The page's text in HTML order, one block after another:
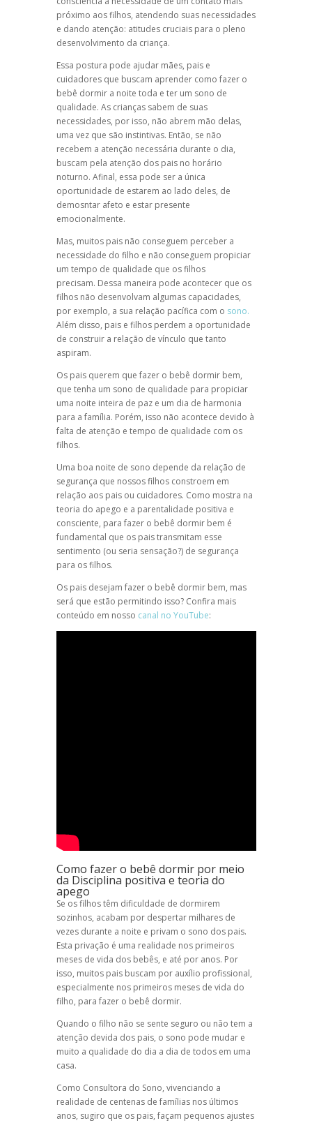
próximo aos filhos, atendendo suas necessidades
e dando atenção: atitudes cruciais para o pleno
desenvolvimento da criança.
Essa postura pode ajudar mães, pais e
cuidadores que buscam aprender como fazer o
bebê dormir a noite toda e ter um sono de
qualidade. As crianças sabem de suas
necessidades, por isso, não abrem mão delas,
uma vez que são instintivas. Então, se não
recebem a atenção necessária durante o dia,
buscam pela atenção dos pais no horário
noturno. Afinal, essa pode ser a única
oportunidade de estarem ao lado deles, de
demosntar afeto e estar presente
emocionalmente.
Mas, muitos pais não conseguem perceber a
necessidade do filho e não conseguem propiciar
um tempo de qualidade que os filhos
precisam. Dessa maneira pode acontecer que os
filhos não desenvolvam algumas capacidades,
por exemplo, a sua relação pacífica com o sono.
Além disso, pais e filhos perdem a oportunidade
de construir a relação de vínculo que tanto
aspiram.
Os pais querem que fazer o bebê dormir bem,
que tenha um sono de qualidade para propiciar
uma noite inteira de paz e um dia de harmonia
para a família. Porém, isso não acontece devido à
falta de atenção e tempo de qualidade com os
filhos.
Uma boa noite de sono depende da relação de
segurança que nossos filhos constroem em
relação aos pais ou cuidadores. Como mostra na
teoria do apego e a parentalidade positiva e
consciente, para fazer o bebê dormir bem é
fundamental que os pais transmitam esse
sentimento (ou seria sensação?) de segurança
para os filhos.
Os pais desejam fazer o bebê dormir bem, mas
será que estão permitindo isso? Confira mais
conteúdo em nosso canal no YouTube:
Como fazer o bebê dormir por meio
da Disciplina positiva e teoria do
apego
Se os filhos têm dificuldade de dormirem
sozinhos, acabam por despertar milhares de
vezes durante a noite e privam o sono dos pais.
Esta privação é uma realidade nos primeiros
meses de vida dos bebês, e até por anos. Por
isso, muitos pais buscam por auxílio profissional,
especialmente nos primeiros meses de vida do
filho, para fazer o bebê dormir.
Quando o filho não se sente seguro ou não tem a
atenção devida dos pais, o sono pode mudar e
muito a qualidade do dia a dia de todos em uma
casa.
Como Consultora do Sono, vivenciando a
realidade de centenas de famílias nos últimos
anos, sugiro que os pais, façam pequenos ajustes